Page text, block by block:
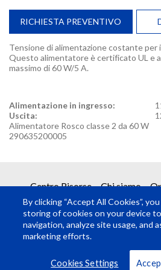
RICHIESTA PREVENTIVO
Tensione di alimentazione costante per
Questo alimentatore è certificato UL e
massimo di 60 W/5 A.
Alimentazione in ingresso:
Uscita:
Alimentatore Rosco classe 2 da 60 W
290635200005
REQUEST A
Ottieni un preventivo con
Invia richiesta prodotto
Centro Risorse Chi siamo
By clicking “Accept All Cookies”,
storing of cookies on your device
navigation, analyze site usage, and
marketing efforts.
Cookies Settings